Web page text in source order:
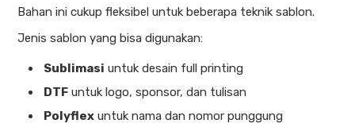
Bahan ini cukup fleksibel untuk beberapa teknik sablon.
Jenis sablon yang bisa digunakan:
Sublimasi untuk desain full printing
DTF untuk logo, sponsor, dan tulisan
Polyflex untuk nama dan nomor punggung